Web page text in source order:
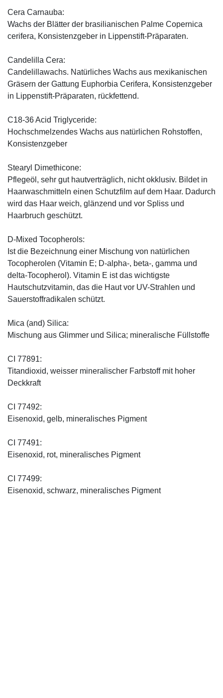
Cera Carnauba:
Wachs der Blätter der brasilianischen Palme Copernica
cerifera, Konsistenzgeber in Lippenstift-Präparaten.
Candelilla Cera:
Candelillawachs. Natürliches Wachs aus mexikanischen
Gräsern der Gattung Euphorbia Cerifera, Konsistenzgeber
in Lippenstift-Präparaten, rückfettend.
C18-36 Acid Triglyceride:
Hochschmelzendes Wachs aus natürlichen Rohstoffen,
Konsistenzgeber
Stearyl Dimethicone:
Pflegeöl, sehr gut hautverträglich, nicht okklusiv. Bildet in
Haarwaschmitteln einen Schutzfilm auf dem Haar. Dadurch
wird das Haar weich, glänzend und vor Spliss und
Haarbruch geschützt.
D-Mixed Tocopherols:
Ist die Bezeichnung einer Mischung von natürlichen
Tocopherolen (Vitamin E; D-alpha-, beta-, gamma und
delta-Tocopherol). Vitamin E ist das wichtigste
Hautschutzvitamin, das die Haut vor UV-Strahlen und
Sauerstoffradikalen schützt.
Mica (and) Silica:
Mischung aus Glimmer und Silica; mineralische Füllstoffe
CI 77891:
Titandioxid, weisser mineralischer Farbstoff mit hoher
Deckkraft
CI 77492:
Eisenoxid, gelb, mineralisches Pigment
CI 77491:
Eisenoxid, rot, mineralisches Pigment
CI 77499:
Eisenoxid, schwarz, mineralisches Pigment